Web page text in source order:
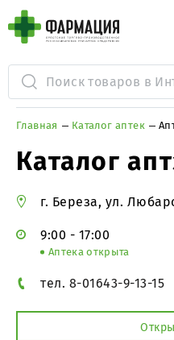
Главная Каталог аптек
Каталог
г. Береза, ул.
9:00 - 17:00
Аптека открыта
тел. 8-01643-9-13-15